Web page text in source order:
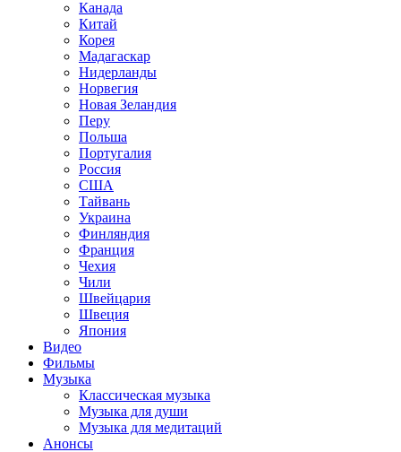
Канада
Китай
Корея
Мадагаскар
Нидерланды
Норвегия
Новая Зеландия
Перу
Польша
Португалия
Россия
США
Тайвань
Украина
Финляндия
Франция
Чехия
Чили
Швейцария
Швеция
Япония
Видео
Фильмы
Музыка
Классическая музыка
Музыка для души
Музыка для медитаций
Анонсы